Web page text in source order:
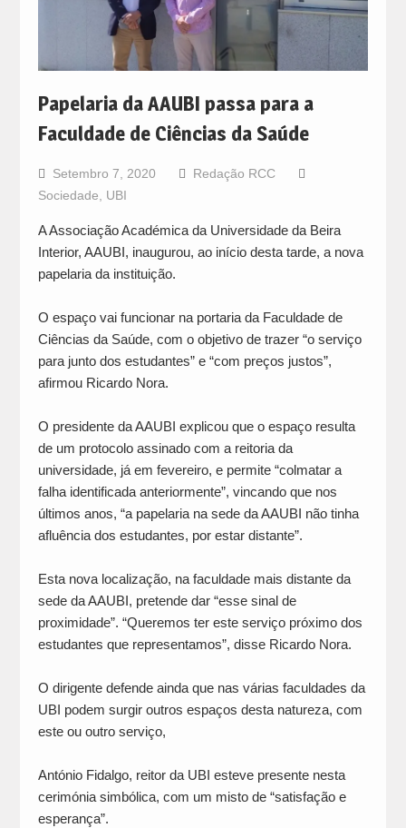
Papelaria da AAUBI passa para a
Faculdade de Ciências da Saúde
Setembro 7, 2020
Redação RCC
Sociedade
UBI
A Associação Académica da Universidade da Beira
Interior, AAUBI, inaugurou, ao início desta tarde, a nova
papelaria da instituição.
O espaço vai funcionar na portaria da Faculdade de
Ciências da Saúde, com o objetivo de trazer “o serviço
para junto dos estudantes” e “com preços justos”,
afirmou Ricardo Nora.
O presidente da AAUBI explicou que o espaço resulta
de um protocolo assinado com a reitoria da
universidade, já em fevereiro, e permite “colmatar a
falha identificada anteriormente”, vincando que nos
últimos anos, “a papelaria na sede da AAUBI não tinha
afluência dos estudantes, por estar distante”.
Esta nova localização, na faculdade mais distante da
sede da AAUBI, pretende dar “esse sinal de
proximidade”. “Queremos ter este serviço próximo dos
estudantes que representamos”, disse Ricardo Nora.
O dirigente defende ainda que nas várias faculdades da
UBI podem surgir outros espaços desta natureza, com
este ou outro serviço,
António Fidalgo, reitor da UBI esteve presente nesta
cerimónia simbólica, com um misto de “satisfação e
esperança”.